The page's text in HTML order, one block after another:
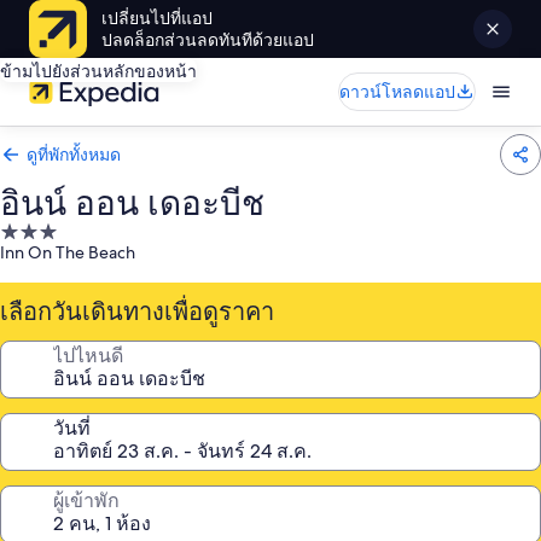
เปลี่ยนไปที่แอป
ปลดล็อกส่วนลดทันทีด้วยแอป
ข้ามไปยังส่วนหลักของหน้า
ดาวน์โหลดแอป
ดูที่พักทั้งหมด
อินน์ ออน เดอะบีช
ที่พัก
3.0
Inn On The Beach
เลือกวันเดินทางเพื่อดูราคา
ไปไหนดี
วันที่
ผู้เข้าพัก